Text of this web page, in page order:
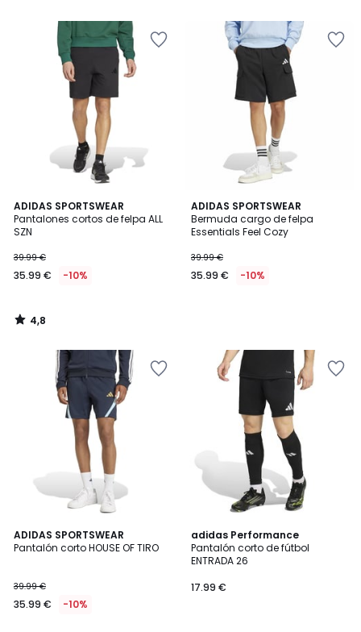
ADIDAS SPORTSWEAR
Pantalones cortos de felpa ALL
SZN
39.99 €
35.99 € -10%
4,8
/ 5
4,8
/
ADIDAS SPORTSWEAR
Bermuda cargo de felpa
Essentials Feel Cozy
39.99 €
35.99 € -10%
ADIDAS SPORTSWEAR
Pantalón corto HOUSE OF TIRO
39.99 €
35.99 € -10%
5
/
adidas Performance
Pantalón corto de fútbol
ENTRADA 26
17.99 €
4,7
/ 5